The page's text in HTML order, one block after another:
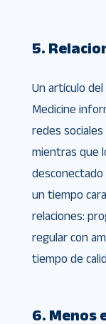
5.
Un artículo
Medicine
redes
mientras que
desconectado
un tiempo
relaciones:
regular con
tiempo de
6. Menos